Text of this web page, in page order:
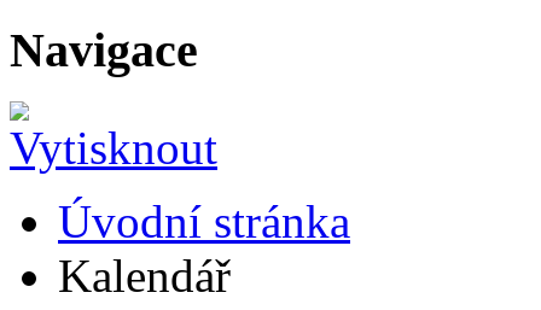
Navigace
Úvodní stránka
Kalendář